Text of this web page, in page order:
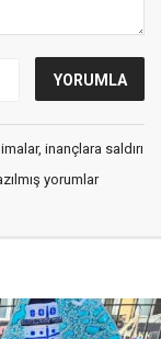
inançlara saldırı
yorumlar